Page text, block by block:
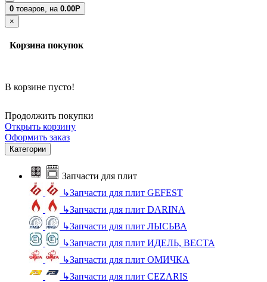
0 товаров, на 0.00Р
×
Корзина покупок
В корзине пусто!
Продолжить покупки
Открыть корзину
Оформить заказ
Категории
Запчасти для плит
↳Запчасти для плит GEFEST
↳Запчасти для плит DARINA
↳Запчасти для плит ЛЫСЬВА
↳Запчасти для плит ИДЕЛЬ, ВЕСТА
↳Запчасти для плит ОМИЧКА
↳Запчасти для плит CEZARIS